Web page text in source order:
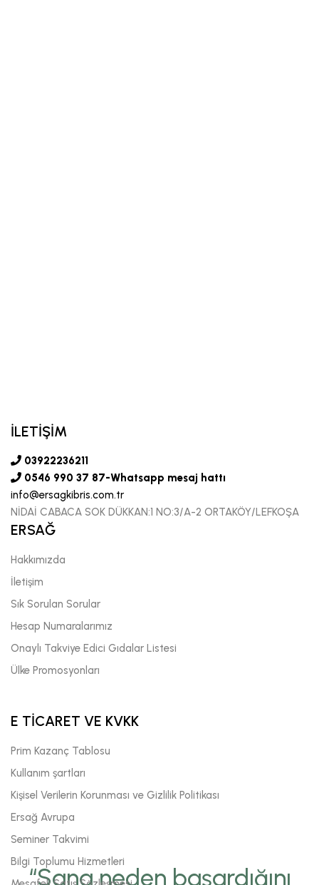
“Sana neden başardığını
İLETİŞİM
03922236211
0546 990 37 87-Whatsapp mesaj hattı
info@ersagkibris.com.tr
NİDAİ CABACA SOK DÜKKAN:1 NO:3/A-2 ORTAKÖY/LEFKOŞA
ERSAĞ
Hakkımızda
İletişim
Sık Sorulan Sorular
Hesap Numaralarımız
Onaylı Takviye Edici Gıdalar Listesi
Ülke Promosyonları
E TİCARET VE KVKK
Prim Kazanç Tablosu
Kullanım şartları
Kişisel Verilerin Korunması ve Gizlilik Politikası
Ersağ Avrupa
Seminer Takvimi
Bilgi Toplumu Hizmetleri